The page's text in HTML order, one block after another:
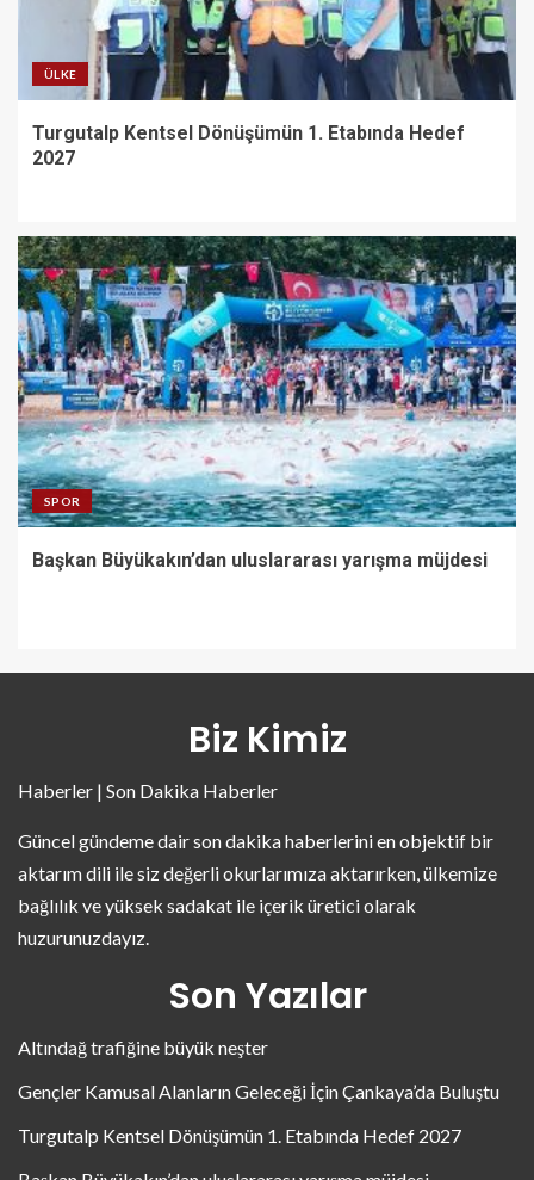
ÜLKE
Turgutalp Kentsel Dönüşümün 1. Etabında Hedef
2027
SPOR
Başkan Büyükakın’dan uluslararası yarışma müjdesi
Biz Kimiz
Haberler | Son Dakika Haberler
Güncel gündeme dair son dakika haberlerini en objektif bir
aktarım dili ile siz değerli okurlarımıza aktarırken, ülkemize
bağlılık ve yüksek sadakat ile içerik üretici olarak
huzurunuzdayız.
Son Yazılar
Altındağ trafiğine büyük neşter
Gençler Kamusal Alanların Geleceği İçin Çankaya’da Buluştu
Turgutalp Kentsel Dönüşümün 1. Etabında Hedef 2027